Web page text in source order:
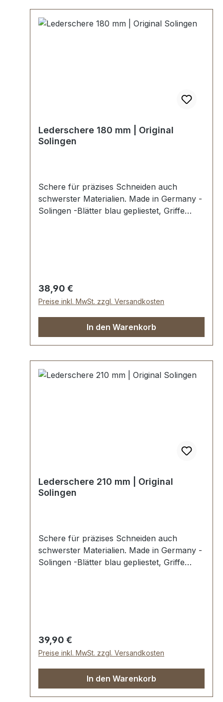
Lederschere 180 mm | Original
Solingen
Schere für präzises Schneiden auch
schwerster Materialien. Made in Germany -
Solingen -Blätter blau gepliestet, Griffe
Regulärer Preis:
38,90 €
Preise inkl. MwSt. zzgl. Versandkosten
In den Warenkorb
Lederschere 210 mm | Original
Solingen
Schere für präzises Schneiden auch
schwerster Materialien. Made in Germany -
Solingen -Blätter blau gepliestet, Griffe
Regulärer Preis:
39,90 €
Preise inkl. MwSt. zzgl. Versandkosten
In den Warenkorb